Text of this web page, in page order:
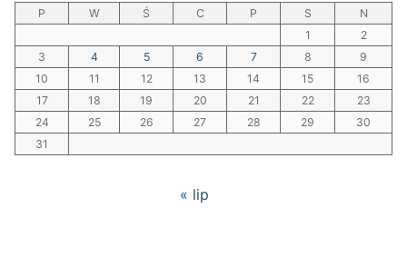
P W Ś C P S
N
1
2
3
4 5 6 7 8
9
10
11 12 13 14 15
16
17
18 19 20 21 22
23
24
25 26 27 28 29
30
31
« lip